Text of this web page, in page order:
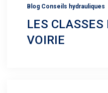
Blog Conseils hydrauliques
LES CLASSES
VOIRIE